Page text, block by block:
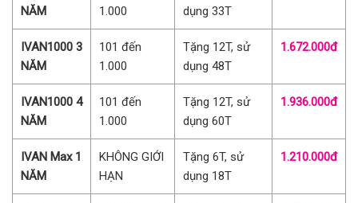
NĂM
1.000
dụng 33T
IVAN1000 3
NĂM
101 đến
1.000
Tặng 12T, sử
dụng 48T
1.672.000đ
IVAN1000 4
NĂM
101 đến
1.000
Tặng 12T, sử
dụng 60T
1.936.000đ
IVAN Max 1
NĂM
KHÔNG GIỚI
HẠN
Tặng 6T, sử
dụng 18T
1.210.000đ